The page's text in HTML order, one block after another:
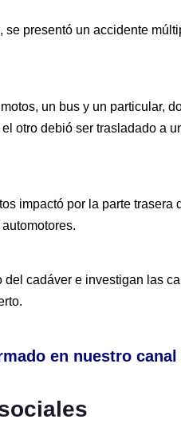
presentó un accidente
un bus y un particular,
otro debió ser trasladado a
impactó por la parte trasera
cadáver e investigan las
en nuestro